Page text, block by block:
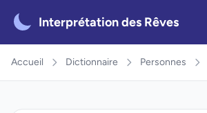
Interprétation des Rêves
Accueil Dictionnaire Personnes